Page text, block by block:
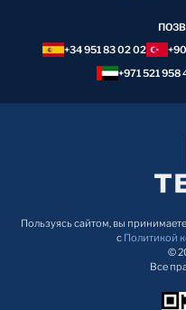
+34 951 83 02 02
+971 521 958
Пользуясь сайтом, вы принимаете
с Политикой
©
Все